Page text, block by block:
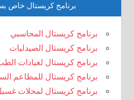
برنامج كريستال خاص
برنامج كريستال المحاسبي
برنامج كريستال الصيدليات
برنامج كريستال لعيادات
برنامج كريستال للمطاعم
برنامج كريستال لمحلات